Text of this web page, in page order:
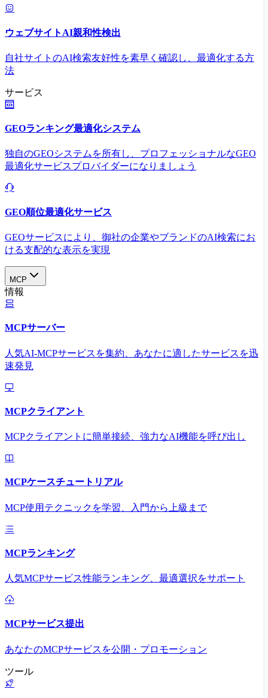
ウェブサイトAI親和性検出
自社サイトのAI検索友好性を素早く確認し、最適化する方
法
サービス
GEOランキング最適化システム
独自のGEOシステムを所有し、プロフェッショナルなGEO
最適化サービスプロバイダーになりましょう
GEO順位最適化サービス
GEOサービスにより、御社の企業やブランドのAI検索にお
ける支配的な表示を実現​
MCP
情報
MCPサーバー
人気AI-MCPサービスを集約、あなたに適したサービスを迅
速発見
MCPクライアント
MCPクライアントに簡単接続、強力なAI機能を呼び出し
MCPケースチュートリアル
MCP使用テクニックを学習、入門から上級まで
MCPランキング
人気MCPサービス性能ランキング、最適選択をサポート
MCPサービス提出
あなたのMCPサービスを公開・プロモーション
ツール